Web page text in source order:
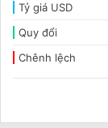
Tỷ giá USD
Quy đổi
Chênh lệch